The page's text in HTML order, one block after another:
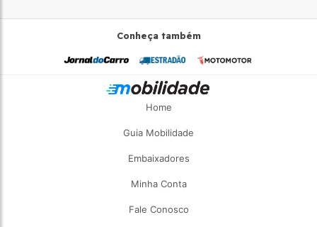
Conheça também
Home
Guia Mobilidade
Embaixadores
Minha Conta
Fale Conosco